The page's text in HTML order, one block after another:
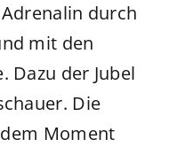
durch
mit den
Dazu der Jubel
Die
Moment